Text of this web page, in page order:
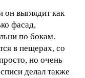
выглядит как
фасад,
по бокам.
в пещерах, со
но очень
делал также